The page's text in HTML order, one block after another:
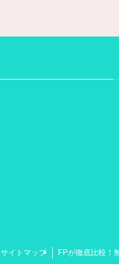
サイトマップ FPが徹底比較！